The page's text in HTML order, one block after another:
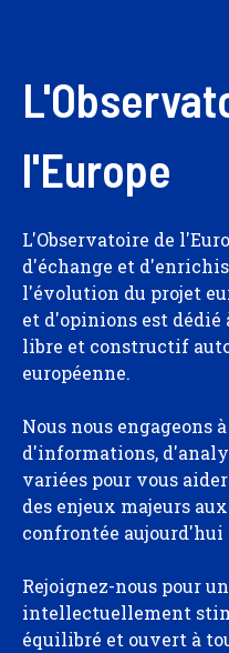
l'Europe
L'Observatoire de
d'échange et
l'évolution du projet
et d'opinions est
libre et constructif
européenne.
Nous nous engageons
d'informations,
variées pour vous
des enjeux majeurs
confrontée aujourd'hui
Rejoignez-nous pour
intellectuellement
équilibré et ouvert à